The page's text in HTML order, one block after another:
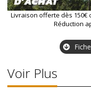
Livraison offerte dès 150€
Réduction
Voir Plus